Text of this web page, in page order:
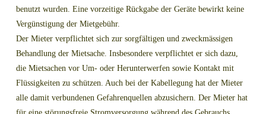
benutzt wurden. Eine vorzeitige Rückgabe der Geräte bewirkt keine
Vergünstigung der Mietgebühr.
Der Mieter verpflichtet sich zur sorgfältigen und zweckmässigen
Behandlung der Mietsache. Insbesondere verpflichtet er sich dazu,
die Mietsachen vor Um- oder Herunterwerfen sowie Kontakt mit
Flüssigkeiten zu schützen. Auch bei der Kabellegung hat der Mieter
alle damit verbundenen Gefahrenquellen abzusichern. Der Mieter hat